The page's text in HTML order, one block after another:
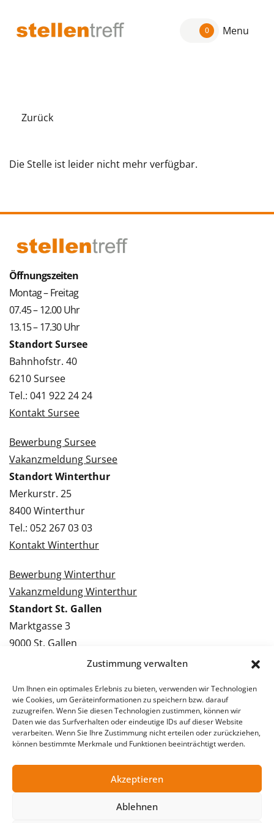
Zustimmung verwalten
Um Ihnen ein optimales Erlebnis zu bieten, verwenden wir Technologien
wie Cookies, um Geräteinformationen zu speichern bzw. darauf
zuzugreifen. Wenn Sie diesen Technologien zustimmen, können wir
Daten wie das Surfverhalten oder eindeutige IDs auf dieser Website
verarbeiten. Wenn Sie Ihre Zustimmung nicht erteilen oder zurückziehen,
können bestimmte Merkmale und Funktionen beeinträchtigt werden.
Akzeptieren
Ablehnen
0 Menu
Zurück
Die Stelle ist leider nicht mehr verfügbar.
Öffnungszeiten
Montag – Freitag
07.45 – 12.00 Uhr
13.15 – 17.30 Uhr
Standort Sursee
Bahnhofstr. 40
6210 Sursee
Tel.: 041 922 24 24
Kontakt Sursee
Bewerbung Sursee
Vakanzmeldung Sursee
Standort Winterthur
Merkurstr. 25
8400 Winterthur
Tel.: 052 267 03 03
Kontakt Winterthur
Bewerbung Winterthur
Vakanzmeldung Winterthur
Standort St. Gallen
Marktgasse 3
9000 St. Gallen
Tel.: 071 228 09 09
Bewerbung St. Gallen
Vakanzmeldung St. Gallen
© 2026 Stellentreff AG